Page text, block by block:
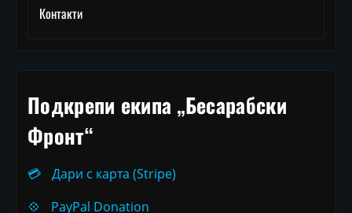
Контакти
Подкрепи екипа „Бесарабски
Фронт“
💳
Дари с карта (Stripe)
💠
PayPal Donation